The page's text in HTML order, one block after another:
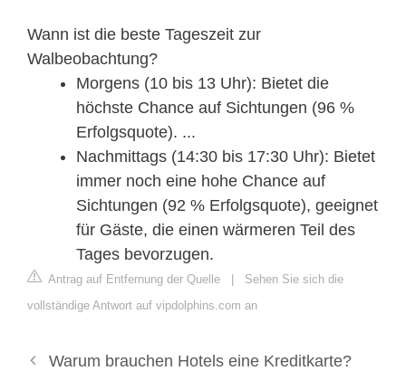
Wann ist die beste Tageszeit zur
Walbeobachtung?
Morgens (10 bis 13 Uhr): Bietet die
höchste Chance auf Sichtungen (96 %
Erfolgsquote). ...
Nachmittags (14:30 bis 17:30 Uhr): Bietet
immer noch eine hohe Chance auf
Sichtungen (92 % Erfolgsquote), geeignet
für Gäste, die einen wärmeren Teil des
Tages bevorzugen.
Antrag auf Entfernung der Quelle | Sehen Sie sich die
vollständige Antwort auf vipdolphins.com an
Warum brauchen Hotels eine Kreditkarte?